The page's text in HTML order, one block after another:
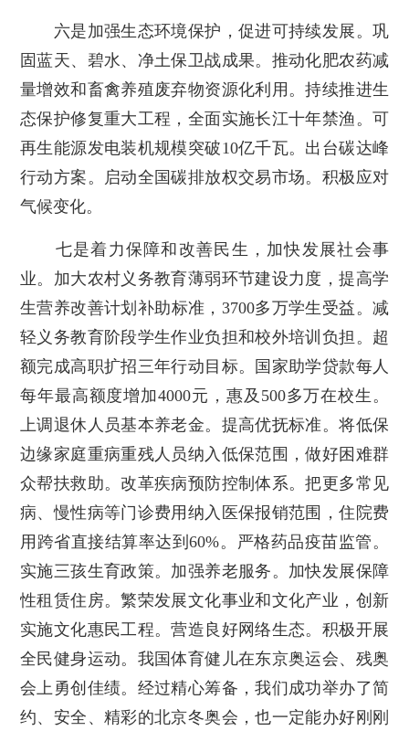
六是加强生态环境保护，促进可持续发展。巩
固蓝天、碧水、净土保卫战成果。推动化肥农药减
量增效和畜禽养殖废弃物资源化利用。持续推进生
态保护修复重大工程，全面实施长江十年禁渔。可
再生能源发电装机规模突破10亿千瓦。出台碳达峰
行动方案。启动全国碳排放权交易市场。积极应对
气候变化。
七是着力保障和改善民生，加快发展社会事
业。加大农村义务教育薄弱环节建设力度，提高学
生营养改善计划补助标准，3700多万学生受益。减
轻义务教育阶段学生作业负担和校外培训负担。超
额完成高职扩招三年行动目标。国家助学贷款每人
每年最高额度增加4000元，惠及500多万在校生。
上调退休人员基本养老金。提高优抚标准。将低保
边缘家庭重病重残人员纳入低保范围，做好困难群
众帮扶救助。改革疾病预防控制体系。把更多常见
病、慢性病等门诊费用纳入医保报销范围，住院费
用跨省直接结算率达到60%。严格药品疫苗监管。
实施三孩生育政策。加强养老服务。加快发展保障
性租赁住房。繁荣发展文化事业和文化产业，创新
实施文化惠民工程。营造良好网络生态。积极开展
全民健身运动。我国体育健儿在东京奥运会、残奥
会上勇创佳绩。经过精心筹备，我们成功举办了简
约、安全、精彩的北京冬奥会，也一定能办好刚刚